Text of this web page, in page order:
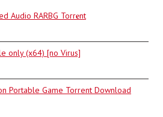
Audio RARBG Torr𝐞nt
only (x64) [no Virus]
Portable Game Torrent Download